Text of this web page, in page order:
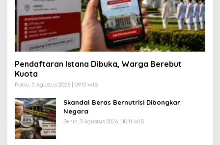
Pendaftaran Istana Dibuka, Warga Berebut
Kuota
Rabu, 5 Agustus 2026 | 09:13 WIB
Skandal Beras Bernutrisi Dibongkar
Negara
Senin, 3 Agustus 2026 | 10:11 WIB